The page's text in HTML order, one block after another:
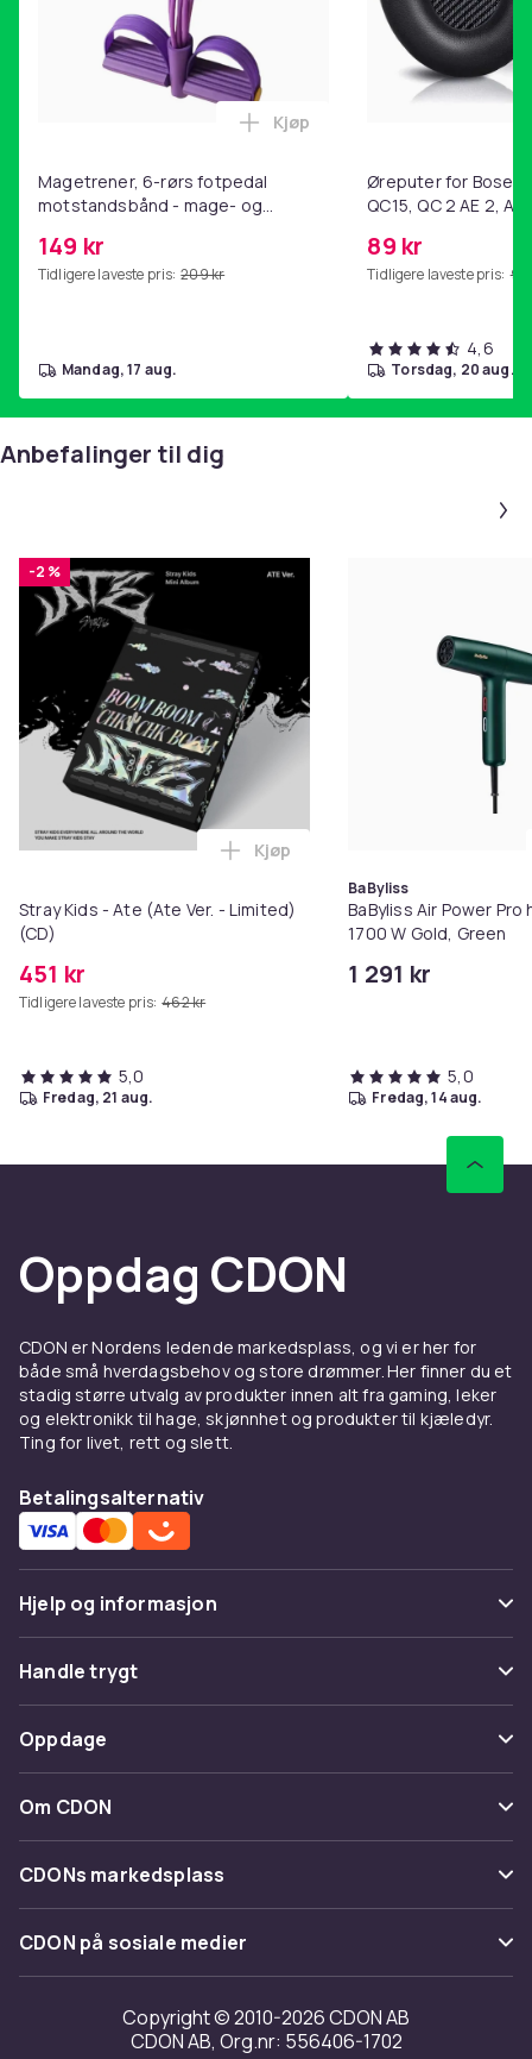
Magetrener, 6-rørs fotpedal
motstandsbånd - mage- og
hjemmegymnastikk Purple
149 kr
Tidligere laveste pris: 209 kr
Legg Magetrener, 6-rørs
Kjøp
mandag, 17 aug.
Øreputer for Bose
QC15, QC 2 AE 2, AE
89 kr
Tidligere laveste pris: 99
4,6
torsdag, 20 aug.
Anbefalinger til dig
-2 %
Stray Kids - Ate (Ate Ver. - Limited)
(CD)
451 kr
Tidligere laveste pris: 462 kr
Legg Stray Kids - Ate (Ate Ver.
Kjøp
5,0
fredag, 21 aug.
BaByliss
BaByliss Air Power Pro
1700 W Gold, Green
1 291 kr
5,0
fredag, 14 aug.
Oppdag CDON
CDON er Nordens ledende markedsplass, og vi er her for
både små hverdagsbehov og store drømmer. Her finner du et
stadig større utvalg av produkter innen alt fra gaming, leker
og elektronikk til hage, skjønnhet og produkter til kjæledyr.
Ting for livet, rett og slett.
Betalingsalternativ
Hjelp og informasjon
Vanlige spørsmål
Spor pakke
Angre & returner her
Kontakt oss
Handle trygt
Betaling
Levering
Tilbakekallinger
Oppdage
Kategorier
Varemerker
Om CDON
Om oss
Kundeanmeldelser
Jobbe på CDON
Investor relations
CDONs markedsplass
Merchant Help Center
CDON på sosiale medier
Copyright © 2010-2026 CDON AB
CDON AB, Org.nr: 556406-1702